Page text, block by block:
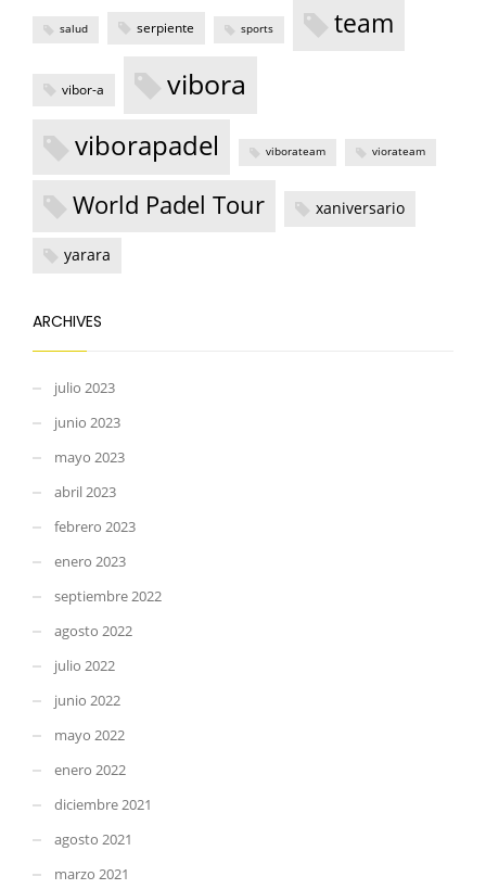
salud serpiente sports team
vibor-a vibora
viborapadel viborateam viorateam
World Padel Tour xaniversario
yarara
ARCHIVES
julio 2023
junio 2023
mayo 2023
abril 2023
febrero 2023
enero 2023
septiembre 2022
agosto 2022
julio 2022
junio 2022
mayo 2022
enero 2022
diciembre 2021
agosto 2021
marzo 2021